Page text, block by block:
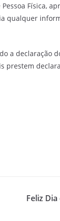
Física,
qualquer
a declaração
prestem
Feliz